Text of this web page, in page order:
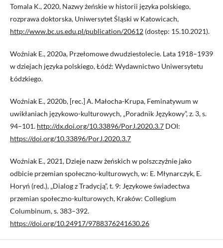
Tomala K., 2020, Nazwy żeńskie w historii języka polskiego,
rozprawa doktorska, Uniwersytet Śląski w Katowicach,
http://www.bc.us.edu.pl/publication/20612 (dostęp: 15.10.2021).
Woźniak E., 2020a, Przełomowe dwudziestolecie. Lata 1918–1939
w dziejach języka polskiego, Łódź: Wydawnictwo Uniwersytetu
Łódzkiego.
Woźniak E., 2020b, [rec.] A. Małocha-Krupa, Feminatywum w
uwikłaniach językowo-kulturowych, „Poradnik Językowy”, z. 3, s.
94–101. http://dx.doi.org/10.33896/PorJ.2020.3.7 DOI:
https://doi.org/10.33896/PorJ.2020.3.7
Woźniak E., 2021, Dzieje nazw żeńskich w polszczyźnie jako
odbicie przemian społeczno-kulturowych, w: E. Młynarczyk, E.
Horyń (red.), „Dialog z Tradycją”, t. 9: Językowe świadectwa
przemian społeczno-kulturowych, Kraków: Collegium
Columbinum, s. 383–392.
https://doi.org/10.24917/9788376241630.26